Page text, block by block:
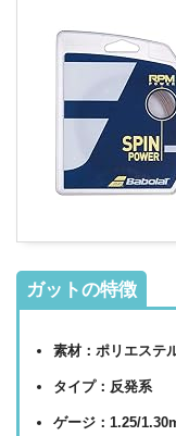
ガットの特徴
素材：ポリエステ
タイプ：反発系
ゲージ：1.25/